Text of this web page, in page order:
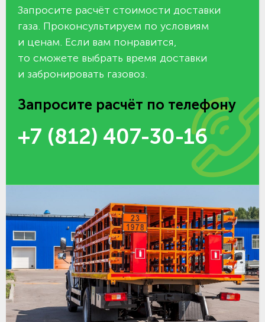
Запросите расчёт стоимости доставки
газа. Проконсультируем по условиям
и ценам. Если вам понравится,
то сможете выбрать время доставки
и забронировать газовоз.
Запросите расчёт по телефону
+7 (812) 407-30-16